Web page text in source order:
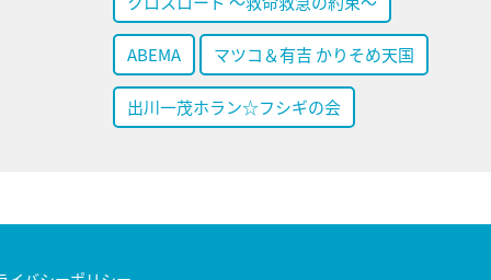
ABEMA マツコ＆有吉 かりそめ天国
出川一茂ホラン☆フシギの会